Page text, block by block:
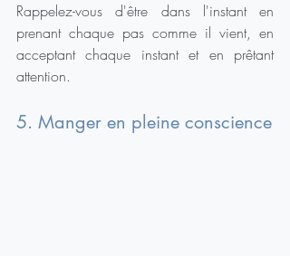
Rappelez-vous d'être dans l'instant en
prenant chaque pas comme il vient, en
acceptant chaque instant et en prêtant
attention.
5. Manger en pleine conscience